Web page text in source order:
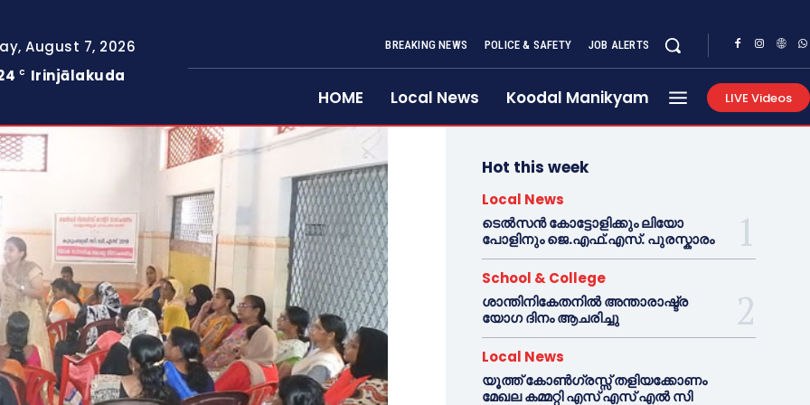
August 7, 2026
C Irinjālakuda
BREAKING NEWS POLICE & SAFETY JOB ALERTS
HOME Local News Koodal Manikyam LIVE Videos
Hot this week
Local News
ടെൽസൻ കോട്ടോളിക്കും ലിയോ
പോളിനും ജെ.എഫ്.എസ്. പുരസ്കാരം
School & College
ശാന്തിനികേതനിൽ അന്താരാഷ്ട്ര
യോഗ ദിനം ആചരിച്ചു
Local News
യൂത്ത് കോൺഗ്രസ്സ് തളിയക്കോണം
മേഖല കമ്മറ്റി എസ് എസ് എൽ സി